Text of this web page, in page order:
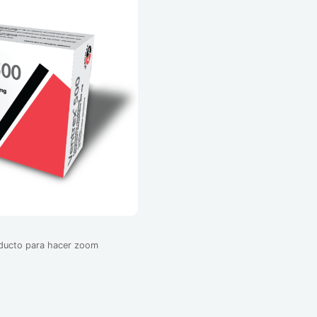
para hacer zoom